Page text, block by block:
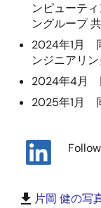
ンピューテ
ングループ
2024年1月
ンジニアリ
2024年4月
2025年1月
画
像
Follow
download 片岡 健の写